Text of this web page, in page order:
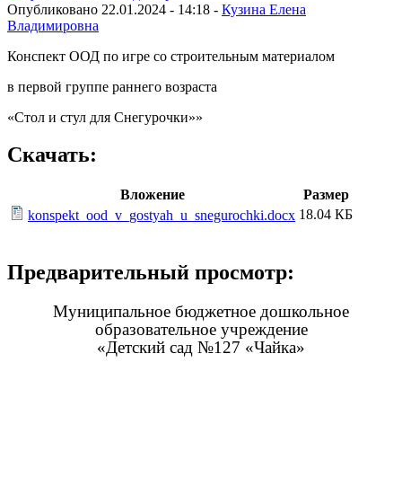
Опубликовано 22.01.2024 - 14:18 - Кузина Елена
Владимировна
Конспект ООД по игре со строительным материалом
в первой группе раннего возраста
«Стол и стул для Снегурочки»»
Скачать:
Вложение
Размер
konspekt_ood_v_gostyah_u_snegurochki.docx 18.04 КБ
Предварительный просмотр:
Муниципальное бюджетное дошкольное
образовательное учреждение
«Детский сад №127 «Чайка»